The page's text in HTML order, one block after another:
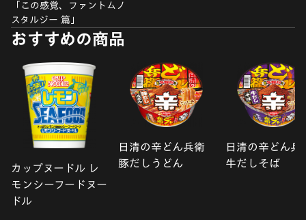
「この感覚、ファントムノ
スタルジー 篇」
おすすめの商品
カップヌードル レ
モンシーフードヌー
ドル
日清の辛どん兵衛
豚だしうどん
日清の辛どん兵
牛だしそば